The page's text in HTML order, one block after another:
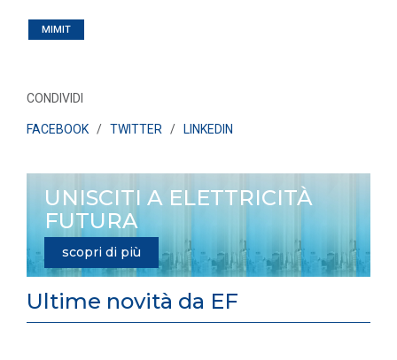
MIMIT
CONDIVIDI
FACEBOOK / TWITTER / LINKEDIN
UNISCITI A ELETTRICITÀ
FUTURA
scopri di più
Ultime novità da EF